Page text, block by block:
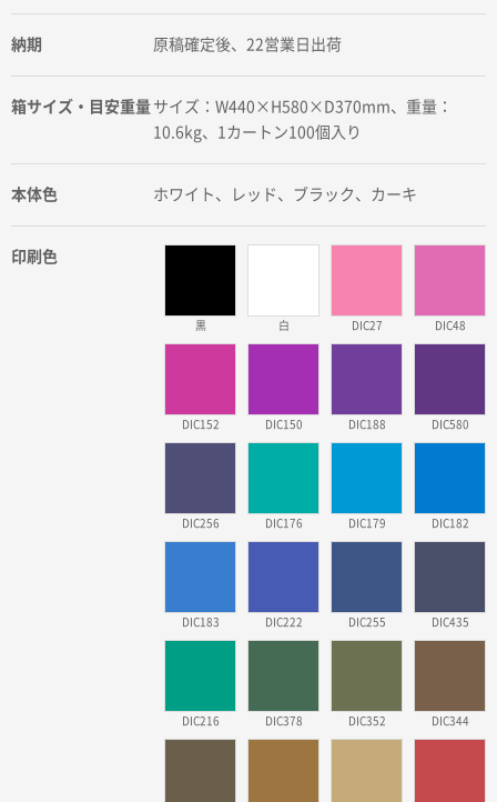
納期 原稿確定後、22営業日出荷
箱サイズ・目安重量 サイズ：W440×H580×D370mm、重量：
10.6kg、1カートン100個入り
本体色 ホワイト、レッド、ブラック、カーキ
印刷色
黒 白 DIC27 DIC48
DIC152 DIC150 DIC188 DIC580
DIC256 DIC176 DIC179 DIC182
DIC183 DIC222 DIC255 DIC435
DIC216 DIC378 DIC352 DIC344